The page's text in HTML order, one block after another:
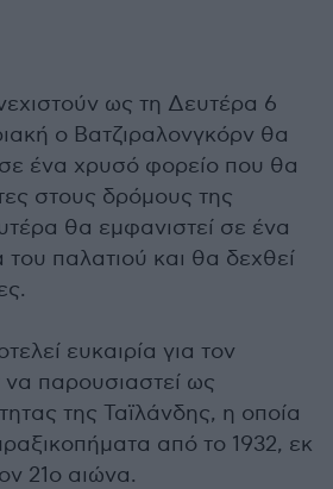
ως τη Δευτέρα 6
ο Βατζιραλονγκόρν θα
ένα χρυσό φορείο που θα
στους δρόμους της
θα εμφανιστεί σε ένα
παλατιού και θα δεχθεί
ευκαιρία για τον
να παρουσιαστεί ως
της Ταϊλάνδης, η οποία
από το 1932, εκ
21ο αιώνα.